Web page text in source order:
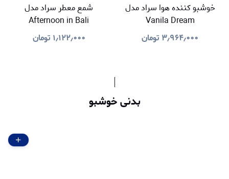
خوشبو کننده هوا سراد مدل
Vanila Dream
۳٫۹۶۴٫۰۰۰ تومان
شمع معطر سراد مدل
Afternoon in Bali
۱٫۱۲۲٫۰۰۰ تومان
بدنی خوشبو